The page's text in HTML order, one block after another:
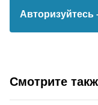
Авторизуйтесь
Смотрите